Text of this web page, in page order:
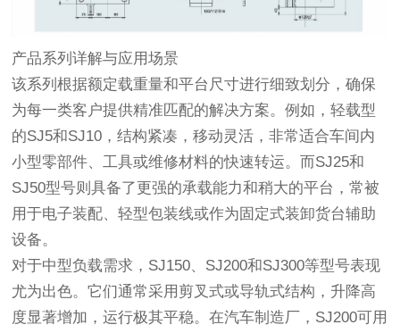
产品系列详解与应用场景
该系列根据额定载重量和平台尺寸进行细致划分，确保
为每一类客户提供精准匹配的解决方案。例如，轻载型
的SJ5和SJ10，结构紧凑，移动灵活，非常适合车间内
小型零部件、工具或维修材料的快速转运。而SJ25和
SJ50型号则具备了更强的承载能力和稍大的平台，常被
用于电子装配、轻型包装线或作为固定式装卸货台辅助
设备。
对于中型负载需求，SJ150、SJ200和SJ300等型号表现
尤为出色。它们通常采用剪叉式或导轨式结构，升降高
度显著增加，运行极其平稳。在汽车制造厂，SJ200可用